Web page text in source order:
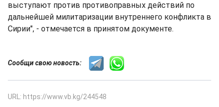
выступают против противоправных действий по
дальнейшей милитаризации внутреннего конфликта в
Сирии", - отмечается в принятом документе.
Сообщи свою новость:
URL: https://www.vb.kg/244548